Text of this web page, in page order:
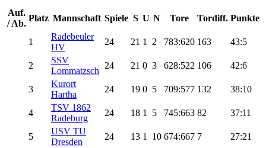
Auf.
/ Ab.
Platz Mannschaft Spiele S U N Tore Tordiff. Punkte
1
Radebeuler
HV
24 21 1 2 783:620 163 43:5
2
SSV
Lommatzsch
24 21 0 3 628:522 106 42:6
3
Kurort
Hartha
24 19 0 5 709:577 132 38:10
4
TSV 1862
Radeburg
24 18 1 5 745:663 82 37:11
5
USV TU
Dresden
24 13 1 10 674:667 7 27:21